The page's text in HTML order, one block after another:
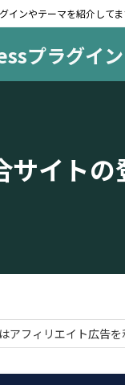
インやテーマを紹介して
プラグイ
サイト
アフィリエイト広告を